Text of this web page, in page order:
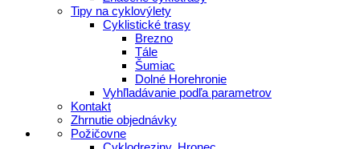
Tipy na cyklovýlety
Cyklistické trasy
Brezno
Tále
Šumiac
Dolné Horehronie
Vyhľladávanie podľa parametrov
Kontakt
Zhrnutie objednávky
Požičovne